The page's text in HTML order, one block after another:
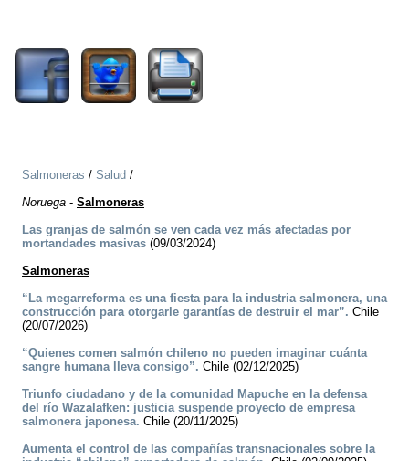
Salmoneras / Salud /
Noruega - Salmoneras
Las granjas de salmón se ven cada vez más afectadas por
mortandades masivas (09/03/2024)
Salmoneras
“La megarreforma es una fiesta para la industria salmonera, una
construcción para otorgarle garantías de destruir el mar”. Chile
(20/07/2026)
“Quienes comen salmón chileno no pueden imaginar cuánta
sangre humana lleva consigo”. Chile (02/12/2025)
Triunfo ciudadano y de la comunidad Mapuche en la defensa
del río Wazalafken: justicia suspende proyecto de empresa
salmonera japonesa. Chile (20/11/2025)
Aumenta el control de las compañías transnacionales sobre la